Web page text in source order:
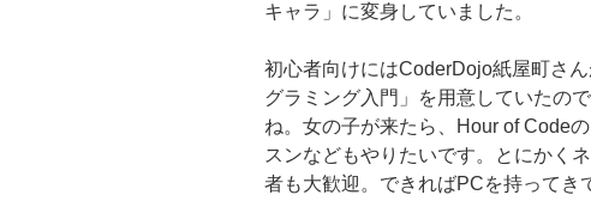
キャラ」に変身していました。
初心者向けにはCoderDojo紙屋町さ
グラミング入門」を用意していたの
ね。女の子が来たら、Hour of Code
スンなどもやりたいです。とにかく
者も大歓迎。できればPCを持ってき